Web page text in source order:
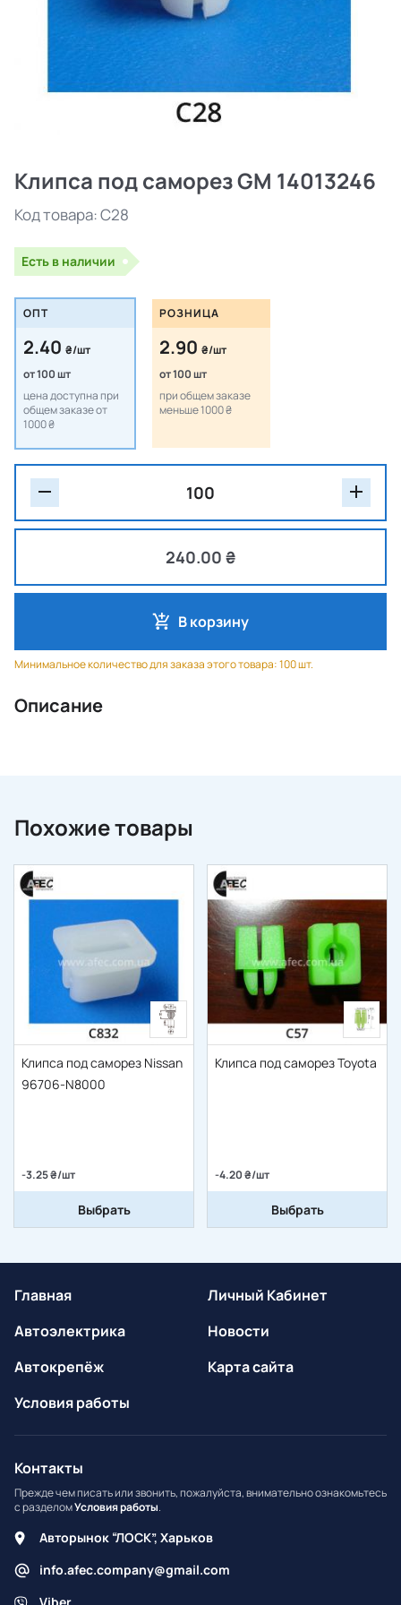
Клипса под саморез GM 14013246
Код товара:C28
Есть в наличии
ОПТ
2.40 ₴/шт
от 100 шт
цена доступна при
общем заказе от
1000 ₴
РОЗНИЦА
2.90 ₴/шт
от 100 шт
при общем заказе
меньше 1000 ₴
240.00 ₴
В корзину
Минимальное количество для заказа этого товара: 100 шт.
Описание
Похожие товары
Клипса под саморез Nissan
96706-N8000
-3.25 ₴/шт
Выбрать
Клипса под саморез Toyota
-4.20 ₴/шт
Выбрать
Главная
Автоэлектрика
Автокрепёж
Условия работы
Личный Кабинет
Новости
Карта сайта
Контакты
Прежде чем писать или звонить, пожалуйста, внимательно ознакомьтесь
с разделомУсловия работы.
Авторынок “ЛОСК”, Харьков
info.afec.company@gmail.com